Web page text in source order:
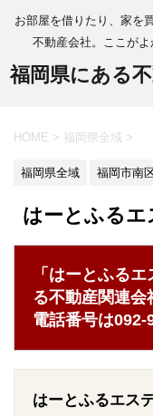
お部屋を借りたり、家を
不動産会社。ここが
福岡県にある
HOME > 福岡県全域 >
福岡県全域 福岡市南
はーとふるエ
「はーとふる
る不動産関連会
電話番号は092-
はーとふるエス